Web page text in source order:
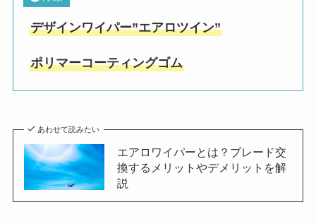
デザインワイパー”エアロツイン”
ポリマーコーティングゴム
あわせて読みたい
エアロワイパーとは？ブレード交
換するメリットやデメリットを解
説